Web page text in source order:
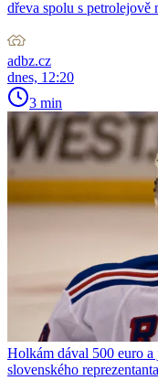
dřeva spolu s petrolejově
adbz.cz
dnes, 12:20
3 min
Holkám dával 500 euro
slovenského